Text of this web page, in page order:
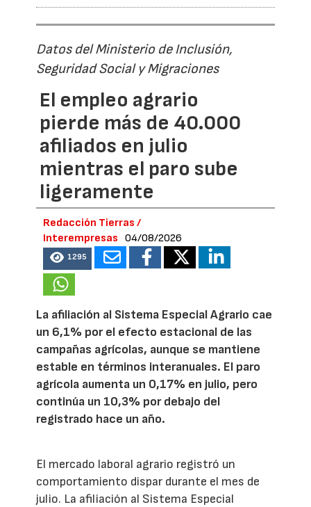
Datos del Ministerio de Inclusión,
Seguridad Social y Migraciones
El empleo agrario
pierde más de 40.000
afiliados en julio
mientras el paro sube
ligeramente
Redacción Tierras /
Interempresas
04/08/2026
1295
La afiliación al Sistema Especial Agrario cae
un 6,1% por el efecto estacional de las
campañas agrícolas, aunque se mantiene
estable en términos interanuales. El paro
agrícola aumenta un 0,17% en julio, pero
continúa un 10,3% por debajo del
registrado hace un año.
El mercado laboral agrario registró un
comportamiento dispar durante el mes de
julio. La afiliación al Sistema Especial